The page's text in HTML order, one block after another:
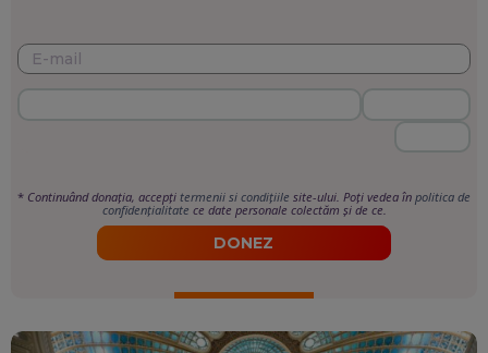
* Continuând donația, accepți termenii si condițiile site-ului. Poți vedea în politica de
confidențialitate ce date personale colectăm și de ce.
DONEZ